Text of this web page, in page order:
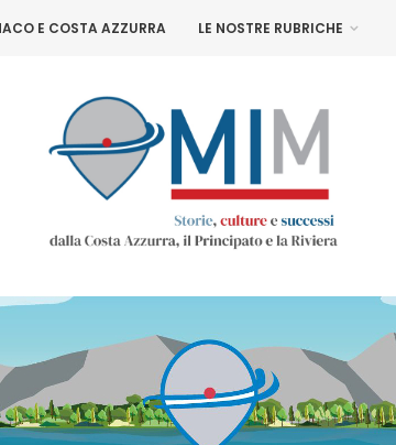
E COSTA AZZURRA LE NOSTRE RUBRICHE